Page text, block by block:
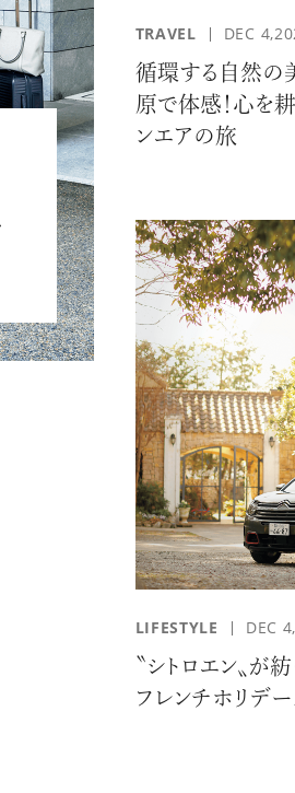
#ART
TRAVEL DEC
循環する自然の
原で体感！心を
ンエアの旅
LIFESTYLE DEC
〝シトロエン〟が
フレンチホリデ